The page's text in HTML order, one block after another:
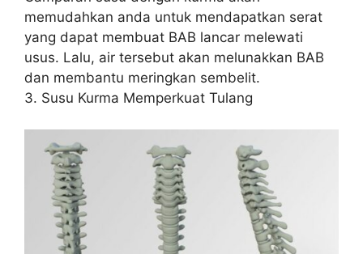
memudahkan anda untuk mendapatkan serat
yang dapat membuat BAB lancar melewati
usus. Lalu, air tersebut akan melunakkan BAB
dan membantu meringkan sembelit.
3. Susu Kurma Memperkuat Tulang